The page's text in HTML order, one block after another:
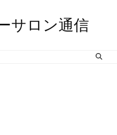
サロン通信